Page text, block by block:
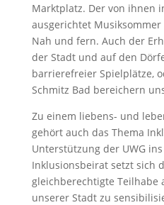
Marktplatz. Der von ihnen
ausgerichtet
Nah und fern. Auch der
der Stadt und auf den
barrierefreier Spielplätze,
Schmitz Bad bereichern
Zu einem liebens- und
gehört auch das Thema
Unterstützung der UWG
Inklusionsbeirat setzt sich
gleichberechtigte Teilhabe
unserer Stadt zu